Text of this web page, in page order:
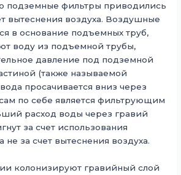
подземные фильтры приводились
вытеснения воздуха. Воздушные
в основание подъемных труб,
воду из подъемной трубы,
давление под подземной
(также называемой
просачивается вниз через
по себе является фильтрующим
расход воды через гравий
за счет использования
не за счет вытеснения воздуха.
колонизируют гравийный слой